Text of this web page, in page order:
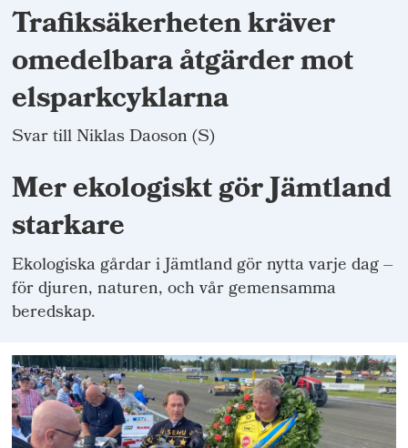
Trafiksäkerheten kräver
omedelbara åtgärder mot
elsparkcyklarna
Svar till Niklas Daoson (S)
Mer ekologiskt gör Jämtland
starkare
Ekologiska gårdar i Jämtland gör nytta varje dag –
för djuren, naturen, och vår gemensamma
beredskap.